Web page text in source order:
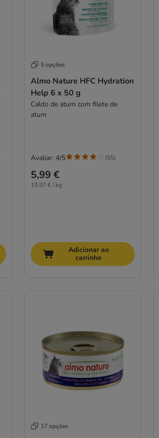
5 opções
Almo Nature HFC Hydration
Help 6 x 50 g
Caldo de atum com filete de
atum
5,99 €
19,97 € / kg
Avaliar: 4/5 (55)
Adicionar ao
carrinho
17 opções